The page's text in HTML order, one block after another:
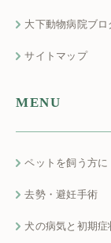
大下動物病院ブロ
サイトマップ
MENU
ペットを飼う方に
去勢・避妊手術
犬の病気と初期症